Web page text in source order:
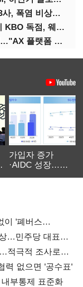
작업자·통신망 이중 관리…통신3사, 폭염 비상대응 돌입
티빙 첫 분기 흑자…"2031년까지 KBO 독점, 웨이브 합병도 속도"
박윤영 KT 대표, AIDC 현장경영…"AX 플랫폼 핵심 인프라로 키운다"
가입자 증가
·AIDC 성장…
이 '폐버스
…민주당 대표로
적극적 조사로
력 없으면 '공수표'
부통제 표준화